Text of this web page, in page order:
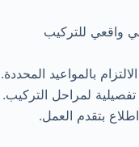
واقعي للتركيب
بالمواعيد المحددة.
لمراحل التركيب.
بتقدم العمل.